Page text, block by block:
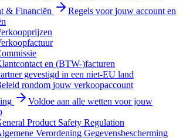
& Financiën
Regels voor jouw account en
en (BTW-)facturen
gevestigd in een niet-EU land
rondom jouw verkoopaccount
Voldoe aan alle wetten voor jouw
Product Safety Regulation
Verordening Gegevensbescherming